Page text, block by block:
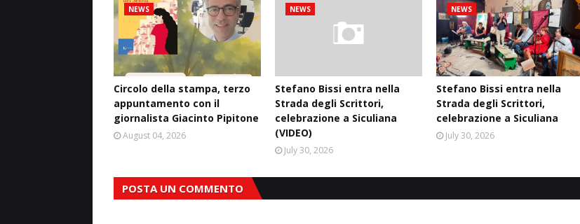
NEWS
Circolo della stampa, terzo
appuntamento con il
giornalista Giacinto Pipitone
August 04, 2026
NEWS
Stefano Bissi entra nella
Strada degli Scrittori,
celebrazione a Siculiana
(VIDEO)
July 30, 2026
NEWS
Stefano Bissi entra nella
Strada degli Scrittori,
celebrazione a Siculiana
July 30, 2026
POSTA UN COMMENTO